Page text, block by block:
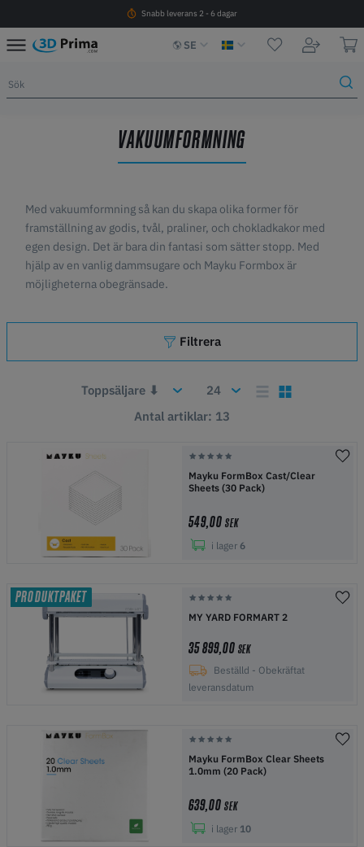
Snabb leverans 2 - 6 dagar
SE
VAKUUMFORMNING
Med vakuumformning så kan du skapa olika former för
framställning av godis, tvål, praliner, och chokladkakor med
egen design. Det är bara din fantasi som sätter stopp. Med
hjälp av en vanlig dammsugare och Mayku Formbox är
möjligheterna obegränsade.
Filtrera
Antal artiklar: 13
Mayku FormBox Cast/Clear
Sheets (30 Pack)
549,00 SEK
i lager 6
PRODUKTPAKET
MY YARD FORMART 2
35 899,00 SEK
Beställd - Obekräftat
leveransdatum
Mayku FormBox Clear Sheets
1.0mm (20 Pack)
639,00 SEK
i lager 10